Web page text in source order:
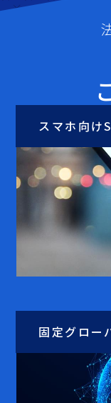
スマホ向け
固定グロー